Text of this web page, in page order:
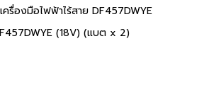
ครื่องมือไฟฟ้าไร้สาย DF457DWYE
(18V) (แบต x 2)